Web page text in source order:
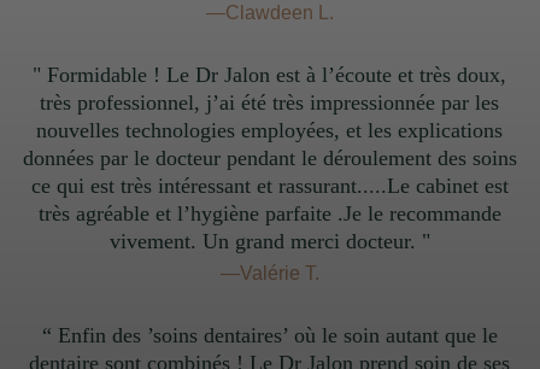
—Clawdeen L.
" Formidable ! Le Dr Jalon est à l’écoute et très doux,
très professionnel, j’ai été très impressionnée par les
nouvelles technologies employées, et les explications
données par le docteur pendant le déroulement des soins
ce qui est très intéressant et rassurant.....Le cabinet est
très agréable et l’hygiène parfaite .Je le recommande
vivement. Un grand merci docteur. "
—Valérie T.
“ Enfin des ’soins dentaires’ où le soin autant que le
dentaire sont combinés ! Le Dr Jalon prend soin de ses